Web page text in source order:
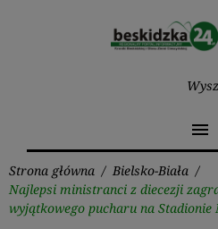
menu
Strona główna / Bielsko-Biała /
Najlepsi ministranci z diecezji
wyjątkowego pucharu na Stadionie